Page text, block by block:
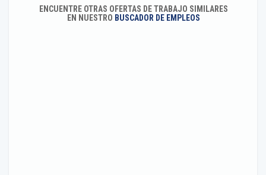
ENCUENTRE OTRAS OFERTAS DE TRABAJO SIMILARES
EN NUESTRO BUSCADOR DE EMPLEOS